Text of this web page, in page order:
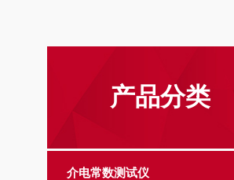
产品分类
介电常数测试仪